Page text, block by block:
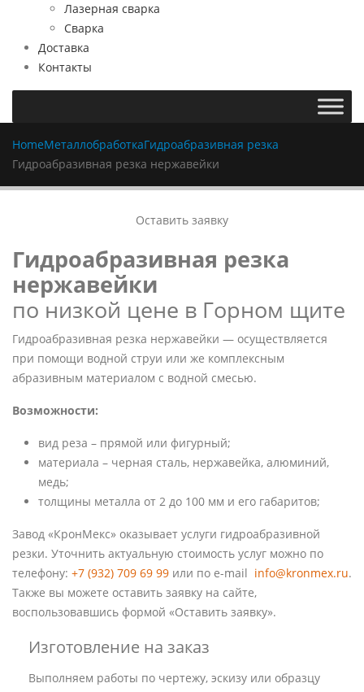
Лазерная сварка
Сварка
Доставка
Контакты
HomeМеталлобработкаГидроабразивная резка
Гидроабразивная резка нержавейки
Оставить заявку
Гидроабразивная резка
нержавейки
по низкой цене в Горном щите
Гидроабразивная резка нержавейки — осуществляется
при помощи водной струи или же комплексным
абразивным материалом с водной смесью.
Возможности:
вид реза – прямой или фигурный;
материала – черная сталь, нержавейка, алюминий,
медь;
толщины металла от 2 до 100 мм и его габаритов;
Завод «КронМекс» оказывает услуги гидроабразивной
резки. Уточнить актуальную стоимость услуг можно по
телефону: +7 (932) 709 69 99 или по e-mail info@kronmex.ru.
Также вы можете оставить заявку на сайте,
воспользовавшись формой «Оставить заявку».
Изготовление на заказ
Выполняем работы по чертежу, эскизу или образцу